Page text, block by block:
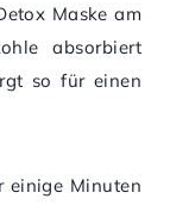
Maske am
absorbiert
so für einen
einige Minuten